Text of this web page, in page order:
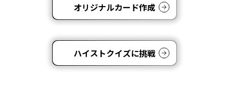
オリジナルカード作成
ハイストクイズに挑戦